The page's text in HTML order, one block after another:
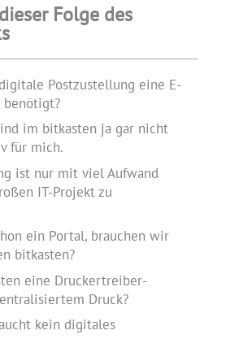
Folge des
Postzustellung eine E-
benötigt?
im bitkasten ja gar nicht
für mich.
ist nur mit viel Aufwand
IT-Projekt zu
ein Portal, brauchen wir
bitkasten?
eine Druckertreiber-
Druck?
kein digitales